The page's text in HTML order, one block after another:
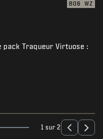
BO6 WZ
pack Traqueur Virtuose :
1 sur 2